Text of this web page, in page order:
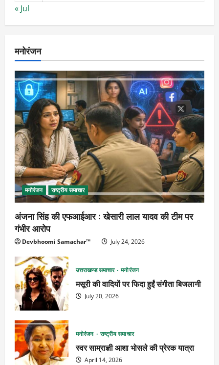
« Jul
मनोरंजन
मनोरंजन राष्ट्रीय समाचार
अंजना सिंह की एफआईआर : खेसारी लाल यादव की टीम पर
गंभीर आरोप
Devbhoomi Samachar™ July 24, 2026
उत्तराखण्ड समाचार मनोरंजन
मसूरी की वादियों पर फिदा हुईं संगीता बिजलानी
July 20, 2026
मनोरंजन राष्ट्रीय समाचार
स्वर साम्राज्ञी आशा भोसले की प्रेरक यात्रा
April 14, 2026